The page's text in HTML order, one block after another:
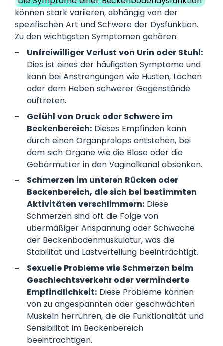
können stark variieren, abhängig von der
spezifischen Art und Schwere der Dysfunktion.
Zu den wichtigsten Symptomen gehören:
Unfreiwilliger Verlust von Urin oder Stuhl:
Dies ist eines der häufigsten Symptome und
kann bei Anstrengungen wie Husten, Lachen
oder dem Heben schwerer Gegenstände
auftreten.
Gefühl von Druck oder Schwere im
Beckenbereich: Dieses Empfinden kann
durch einen Organprolaps entstehen, bei
dem sich Organe wie die Blase oder die
Gebärmutter in den Vaginalkanal absenken.
Schmerzen im unteren Rücken oder
Beckenbereich, die sich bei bestimmten
Aktivitäten verschlimmern: Diese
Schmerzen sind oft die Folge von
übermäßiger Anspannung oder Schwäche
der Beckenbodenmuskulatur, was die
Stabilität und Lastverteilung beeinträchtigt.
Sexuelle Probleme wie Schmerzen beim
Geschlechtsverkehr oder verminderte
Empfindlichkeit: Diese Probleme können
von zu angespannten oder geschwächten
Muskeln herrühren, die die Funktionalität und
Sensibilität im Beckenbereich
beeinträchtigen.